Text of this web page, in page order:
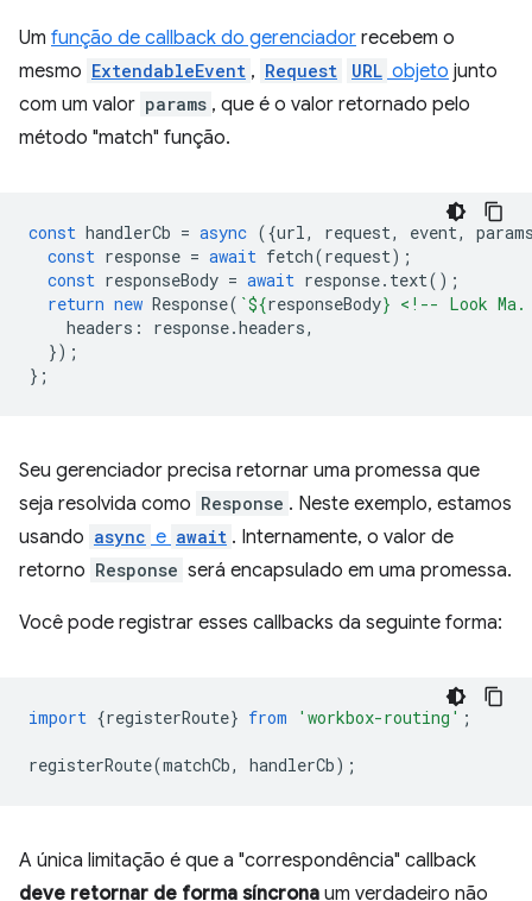
Um função de callback do gerenciador recebem o
mesmo ExtendableEvent , Request URL objeto junto
com um valor params , que é o valor retornado pelo
método "match" função.
const handlerCb = async ({url, request, event,
const response = await fetch(request);
const responseBody = await response. text();
return new Response( `${responseBody} <!-- Look Ma.
headers : response.headers,
});
};
Seu gerenciador precisa retornar uma promessa que
seja resolvida como Response . Neste exemplo, estamos
usando async e await . Internamente, o valor de
retorno Response será encapsulado em uma promessa.
Você pode registrar esses callbacks da seguinte forma:
import {registerRoute} from 'workbox-routing' ;
registerRoute(matchCb, handlerCb);
A única limitação é que a "correspondência" callback
deve retornar de forma síncrona um verdadeiro não